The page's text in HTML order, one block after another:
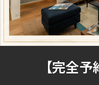
【完全